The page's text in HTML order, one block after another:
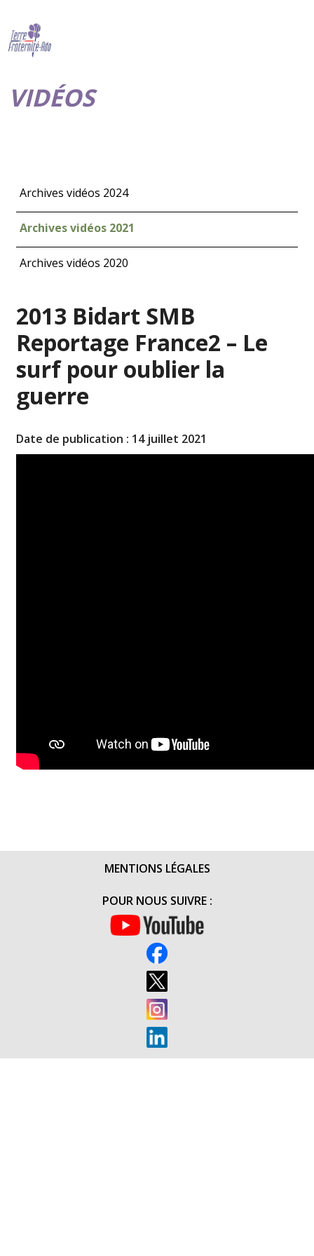
VIDÉOS
Archives vidéos 2024
Archives vidéos 2021
Archives vidéos 2020
2013 Bidart SMB
Reportage France2 – Le
surf pour oublier la
guerre
Date de publication : 14 juillet 2021
MENTIONS LÉGALES
POUR NOUS SUIVRE :